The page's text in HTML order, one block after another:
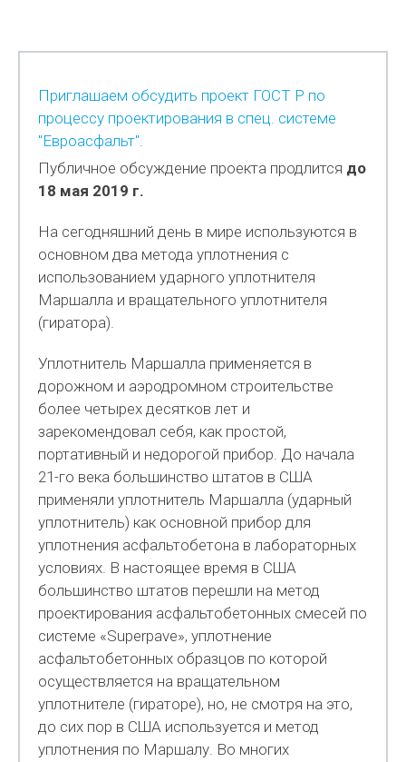
Приглашаем обсудить проект ГОСТ Р по
процессу проектирования в спец. системе
"Евроасфальт".
Публичное обсуждение проекта продлится до
18 мая 2019 г.
На сегодняшний день в мире используются в
основном два метода уплотнения с
использованием ударного уплотнителя
Маршалла и вращательного уплотнителя
(гиратора).
Уплотнитель Маршалла применяется в
дорожном и аэродромном строительстве
более четырех десятков лет и
зарекомендовал себя, как простой,
портативный и недорогой прибор. До начала
21-го века большинство штатов в США
применяли уплотнитель Маршалла (ударный
уплотнитель) как основной прибор для
уплотнения асфальтобетона в лабораторных
условиях. В настоящее время в США
большинство штатов перешли на метод
проектирования асфальтобетонных смесей по
системе «Superpave», уплотнение
асфальтобетонных образцов по которой
осуществляется на вращательном
уплотнителе (гираторе), но, не смотря на это,
до сих пор в США используется и метод
уплотнения по Маршалу. Во многих